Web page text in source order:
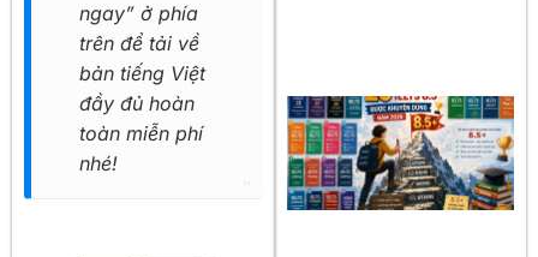
ngay” ở phía
trên để tải về
bản tiếng Việt
đầy đủ hoàn
toàn miễn phí
nhé!